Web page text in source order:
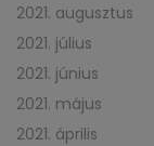
2021. augusztus
2021. július
2021. június
2021. május
2021. április